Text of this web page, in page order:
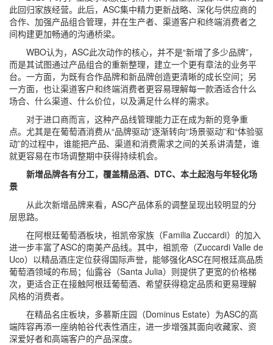
此回归家族经营。此后，ASC集中精力更新战略、深化与供应商的
合作、加强产品组合管理，并在生产者、渠道客户和终端消费者之
间构建更加畅通的沟通桥梁。
WBO认为，ASC此次动作的核心，并不是“新增了多少品牌”，
而是其试图通过产品组合的重新整理，建立一个更有章法的业务平
台。一方面，为既有合作品牌和新品牌创造更清晰的成长空间；另
一方面，也让渠道客户和终端消费者更容易理解每一款酒适合什么
场合、什么渠道、什么价位，以及满足什么样的需求。
对于进口商而言，这种产品线管理能力正在成为新的竞争重
点。尤其是在葡萄酒消费从“品牌驱动”逐渐转向“场景驱动”和“体验驱
动”的过程中，谁能把产品、渠道和消费需求之间的关系讲清楚，谁
就更容易在市场调整期中获得持续机会。
新增品牌各有分工，覆盖精品酒、DTC、本土起泡与年轻化场
景
从此次新增品牌来看，ASC产品体系的调整呈现出较明显的分
层思路。
在阿根廷葡萄酒板块，祖凯帝家族（Familia Zuccardi）的加入
进一步丰富了ASC的南美产品线。其中，祖凯帝（Zuccardi Valle de
Uco）以精品酒庄定位获得国际声誉，能够强化ASC在阿根廷高品质
葡萄酒领域的布局；仙露谷（Santa Julia）则提供了更宽的价格梯
次，更适合正在接触阿根廷葡萄酒、希望获得稳定品质和更易理解
风格的消费者。
在精品名庄板块，多慕斯庄园（Dominus Estate）为ASC的高
端阵容再添一座纳帕谷代表性酒庄，进一步增强其面向收藏家、资
深爱好者和高端客户的产品深度。